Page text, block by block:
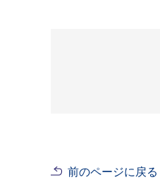
前のページに戻る